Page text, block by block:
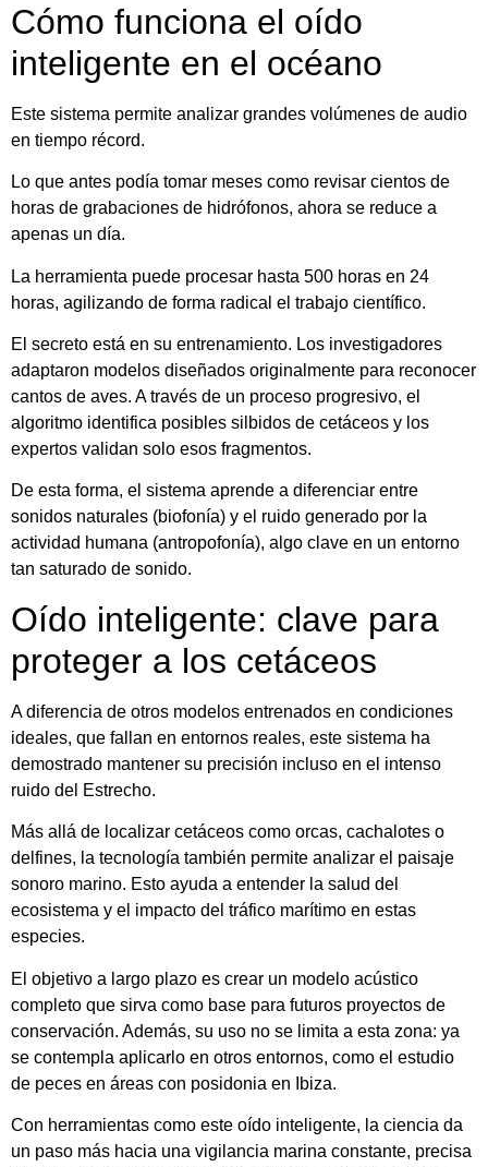
Cómo funciona el oído
inteligente en el océano
Este sistema permite analizar grandes volúmenes de audio
en tiempo récord.
Lo que antes podía tomar meses como revisar cientos de
horas de grabaciones de hidrófonos, ahora se reduce a
apenas un día.
La herramienta puede procesar hasta 500 horas en 24
horas, agilizando de forma radical el trabajo científico.
El secreto está en su entrenamiento. Los investigadores
adaptaron modelos diseñados originalmente para reconocer
cantos de aves. A través de un proceso progresivo, el
algoritmo identifica posibles silbidos de cetáceos y los
expertos validan solo esos fragmentos.
De esta forma, el sistema aprende a diferenciar entre
sonidos naturales (biofonía) y el ruido generado por la
actividad humana (antropofonía), algo clave en un entorno
tan saturado de sonido.
Oído inteligente: clave para
proteger a los cetáceos
A diferencia de otros modelos entrenados en condiciones
ideales, que fallan en entornos reales, este sistema ha
demostrado mantener su precisión incluso en el intenso
ruido del Estrecho.
Más allá de localizar cetáceos como orcas, cachalotes o
delfines, la tecnología también permite analizar el paisaje
sonoro marino. Esto ayuda a entender la salud del
ecosistema y el impacto del tráfico marítimo en estas
especies.
El objetivo a largo plazo es crear un modelo acústico
completo que sirva como base para futuros proyectos de
conservación. Además, su uso no se limita a esta zona: ya
se contempla aplicarlo en otros entornos, como el estudio
de peces en áreas con posidonia en Ibiza.
Con herramientas como este oído inteligente, la ciencia da
un paso más hacia una vigilancia marina constante, precisa